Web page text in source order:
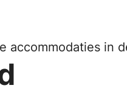
accommodaties in